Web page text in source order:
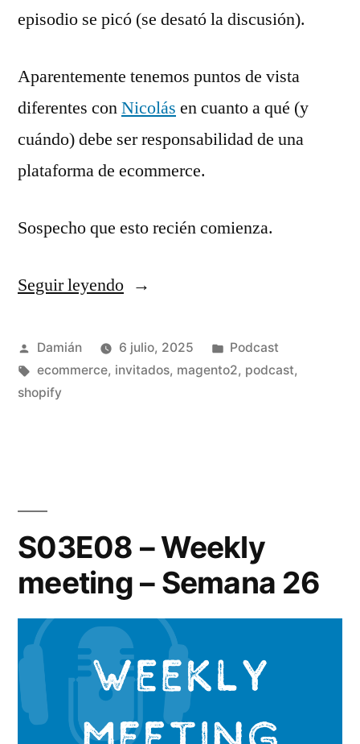
episodio se picó (se desató la discusión).
Aparentemente tenemos puntos de vista
diferentes conNicolás en cuanto a qué (y
cuándo) debe ser responsabilidad de una
plataforma de ecommerce.
Sospecho que esto recién comienza.
Seguir leyendo«S03E09
Weekly
meeting
Publicado
por
Damián 6 julio, 2025
Publicado
en
Podcast
Etiquetas:
ecommerce, invitados, magento2, podcast,
shopify
S03E08 – Weekly
meeting – Semana 26